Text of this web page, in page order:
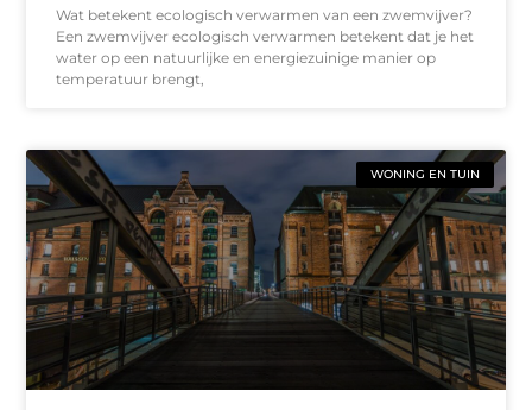
Wat betekent ecologisch verwarmen van een zwemvijver?
Een zwemvijver ecologisch verwarmen betekent dat je het
water op een natuurlijke en energiezuinige manier op
temperatuur brengt,
WONING EN TUIN